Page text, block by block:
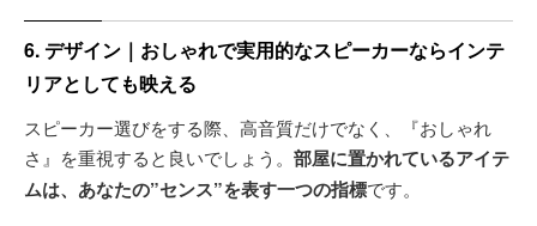
6. デザイン｜おしゃれで実用的なスピーカーならインテ
リアとしても映える
スピーカー選びをする際、高音質だけでなく、『おしゃれ
さ』を重視すると良いでしょう。 部屋に置かれているアイテ
ムは、あなたの”センス”を表す一つの指標です。